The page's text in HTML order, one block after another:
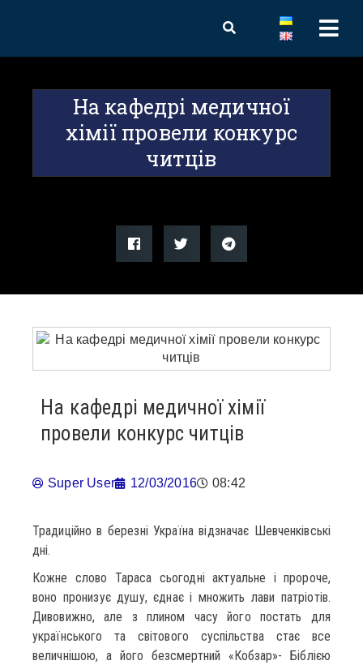
На кафедрі медичної
хімії провели конкурс
читців
На кафедрі медичної хімії
провели конкурс читців
Super User 12/03/2016 08:42
Традиційно в березні Україна відзначає Шевченківські
дні.
Кожне слово Тараса сьогодні актуальне і пророче,
воно пронизує душу, єднає і множить лави патріотів.
Дивовижно, але з плином часу його постать для
українського та світового суспільства стає все
величнішою, а його безсмертний «Кобзар»- Біблією